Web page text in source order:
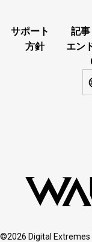
サポート 記事
方針
エン
©2026 Digital Extremes